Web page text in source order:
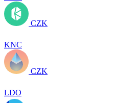
CZK
KNC
CZK
LDO